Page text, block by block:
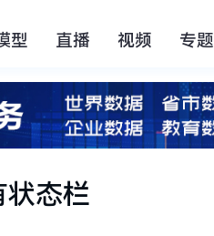
型 直播 视频 专题
状态栏